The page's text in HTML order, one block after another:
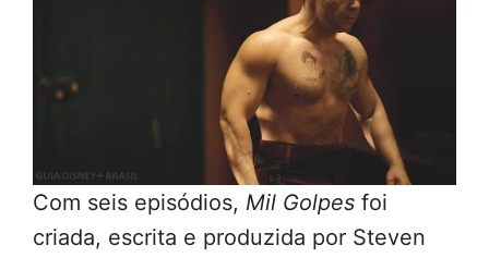
Com seis episódios, Mil Golpes foi
criada, escrita e produzida por Steven